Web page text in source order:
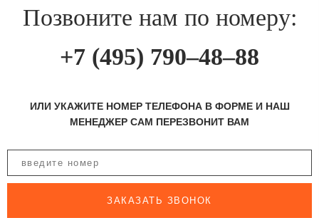
Позвоните нам по номеру:
+7 (495) 790–48–88
ИЛИ УКАЖИТЕ НОМЕР ТЕЛЕФОНА В ФОРМЕ И НАШ
МЕНЕДЖЕР САМ ПЕРЕЗВОНИТ ВАМ
ЗАКАЗАТЬ ЗВОНОК